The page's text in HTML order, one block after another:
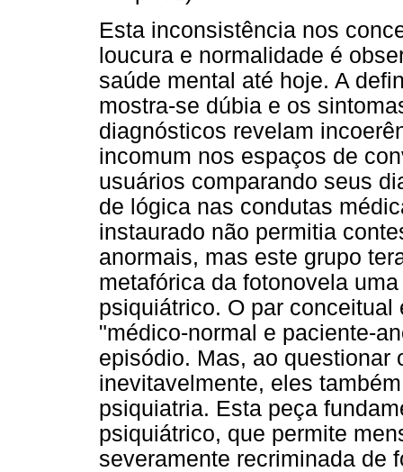
Esta inconsistência nos
loucura e normalidade é
saúde mental até hoje. A
mostra-se dúbia e os
diagnósticos revelam
incomum nos espaços de
usuários comparando seus
de lógica nas condutas
instaurado não permitia
anormais, mas este grupo
metafórica da fotonovela
psiquiátrico. O par
"médico-normal e paciente-
episódio. Mas, ao questionar
inevitavelmente, eles
psiquiatria. Esta peça
psiquiátrico, que permite
severamente recriminada de